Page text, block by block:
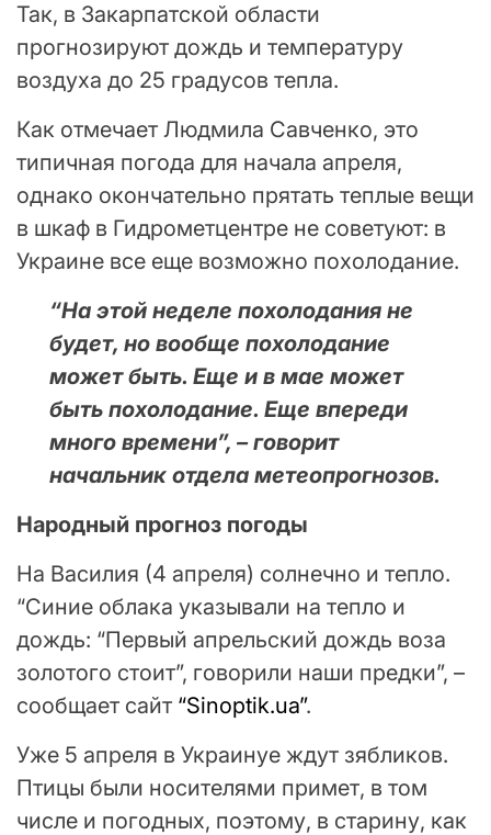
Так, в Закарпатской области
прогнозируют дождь и температуру
воздуха до 25 градусов тепла.
Как отмечает Людмила Савченко, это
типичная погода для начала апреля,
однако окончательно прятать теплые вещи
в шкаф в Гидрометцентре не советуют: в
Украине все еще возможно похолодание.
“На этой неделе похолодания не
будет, но вообще похолодание
может быть. Еще и в мае может
быть похолодание. Еще впереди
много времени”, – говорит
начальник отдела метеопрогнозов.
Народный прогноз погоды
На Василия (4 апреля) солнечно и тепло.
“Синие облака указывали на тепло и
дождь: “Первый апрельский дождь воза
золотого стоит”, говорили наши предки”, –
сообщает сайт “Sinoptik.ua”.
Уже 5 апреля в Украинуе ждут зябликов.
Птицы были носителями примет, в том
числе и погодных, поэтому, в старину, как